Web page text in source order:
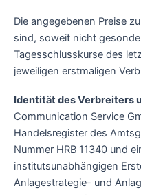
Die angegebenen Preise
sind, soweit nicht
Tagesschlusskurse des
jeweiligen erstmaligen
Identität des Verbreiters
Communication Service
Handelsregister des
Nummer HRB 11340 und
institutsunabhängigen
Anlagestrategie- und